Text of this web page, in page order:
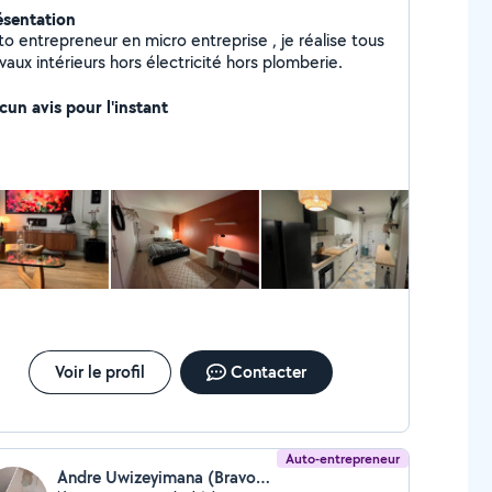
entrepreneur en micro entreprise , je réalise tous
intérieurs hors électricité hors plomberie.
avis pour l'instant
Voir le profil Contacter
Auto-entrepreneur
Andre Uwizeyimana (Bravona propreté)